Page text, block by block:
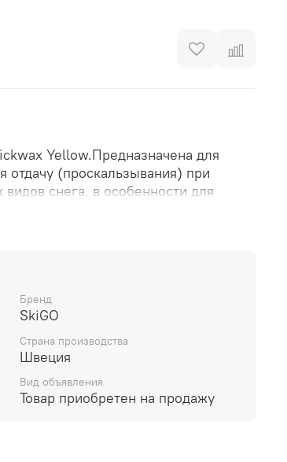
Yellow.Предназначена для
(проскальзывания) при
снега, в особенности для
от +5 до - 1 Мазь можно наносить
держания при катании на
Упаковка 45г.Лыжная мазь
для нанесения под колодку
при толчке. SkiGo Мазь держания
Бренд
SkiGO
Страна производства
Швеция
Вид объявления
Товар приобретен на продажу